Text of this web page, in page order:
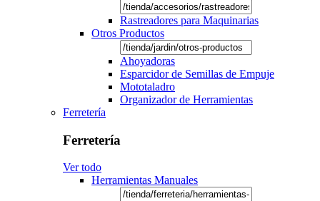
Rastreadores para Maquinarias
Otros Productos
Ahoyadoras
Esparcidor de Semillas de Empuje
Mototaladro
Organizador de Herramientas
Ferretería
Ferretería
Ver todo
Herramientas Manuales